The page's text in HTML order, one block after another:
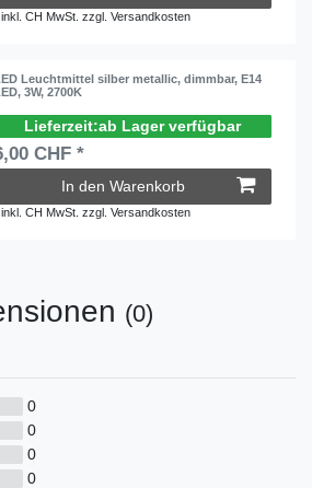
inkl. CH MwSt. zzgl.Versandkosten
Leuchtmittel silber metallic, dimmbar, E14
3W, 2700K
ab Lager verfügbar
CHF *
In den Warenkorb
inkl. CH MwSt. zzgl.Versandkosten
(0)
0
0
0
0